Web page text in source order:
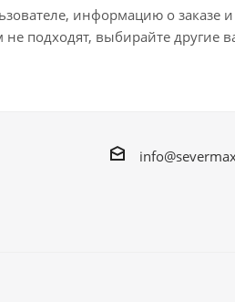
информацию о
не подходят, выбирайте другие